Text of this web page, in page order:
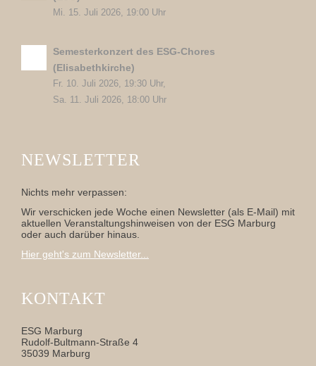
Mi. 15. Juli 2026, 19:00 Uhr
Semesterkonzert des ESG-Chores
(Elisabethkirche)
Fr. 10. Juli 2026, 19:30 Uhr,
Sa. 11. Juli 2026, 18:00 Uhr
NEWSLETTER
Nichts mehr verpassen:
Wir verschicken jede Woche einen Newsletter (als E-Mail) mit
aktuellen Veranstaltungshinweisen von der ESG Marburg
oder auch darüber hinaus.
Hier geht's zum Newsletter...
KONTAKT
ESG Marburg
Rudolf-Bultmann-Straße 4
35039 Marburg